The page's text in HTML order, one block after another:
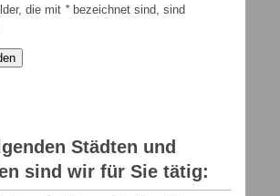
die mit *bezeichnet sind, sind
Städten und
sind wir für Sie tätig: